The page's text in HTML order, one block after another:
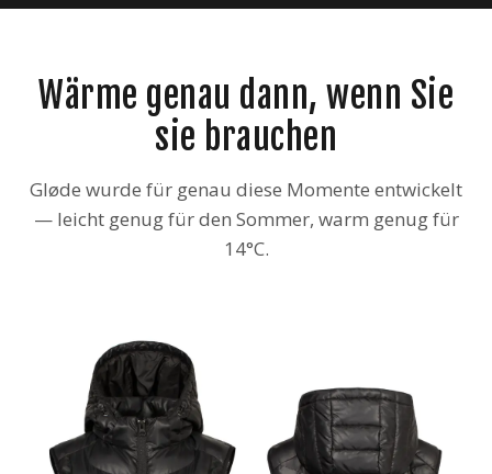
Wärme genau dann, wenn Sie
sie brauchen
Gløde wurde für genau diese Momente entwickelt
— leicht genug für den Sommer, warm genug für
14°C.